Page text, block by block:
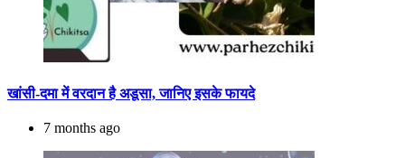
खांसी-दमा में वरदान है अडूसा, जानिए इसके फायदे
7 months ago